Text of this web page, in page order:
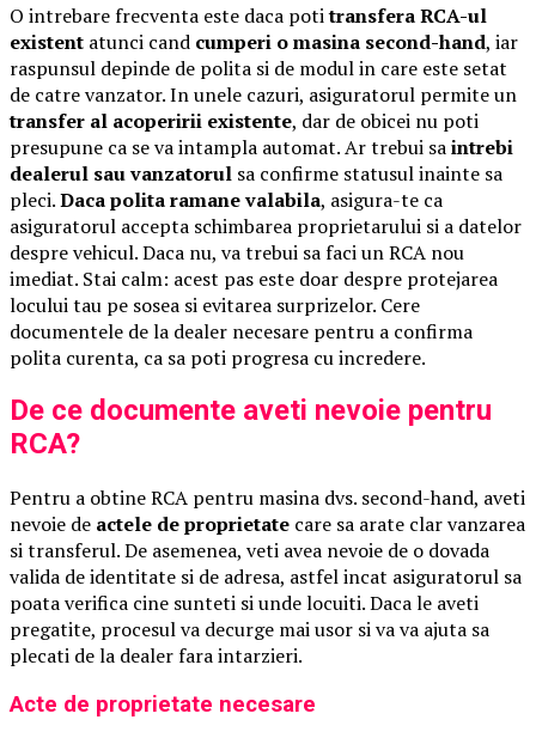
O intrebare frecventa este daca potitransfera RCA-ul
existent atunci cand cumperi o masina second-hand, iar
raspunsul depinde de polita si de modul in care este setat
de catre vanzator. In unele cazuri, asiguratorul permite un
transfer al acoperirii existente, dar de obicei nu poti
presupune ca se va intampla automat. Ar trebui saintrebi
dealerul sau vanzatorul sa confirme statusul inainte sa
pleci.Daca polita ramane valabila, asigura-te ca
asiguratorul accepta schimbarea proprietarului si a datelor
despre vehicul. Daca nu, va trebui sa faci un RCA nou
imediat. Stai calm: acest pas este doar despre protejarea
locului tau pe sosea si evitarea surprizelor. Cere
documentele de la dealer necesare pentru a confirma
polita curenta, ca sa poti progresa cu incredere.
De ce documente aveti nevoie pentru
RCA?
Pentru a obtine RCA pentru masina dvs. second-hand, aveti
nevoie de actele de proprietate care sa arate clar vanzarea
si transferul. De asemenea, veti avea nevoie de o dovada
valida de identitate si de adresa, astfel incat asiguratorul sa
poata verifica cine sunteti si unde locuiti. Daca le aveti
pregatite, procesul va decurge mai usor si va va ajuta sa
plecati de la dealer fara intarzieri.
Acte de proprietate necesare